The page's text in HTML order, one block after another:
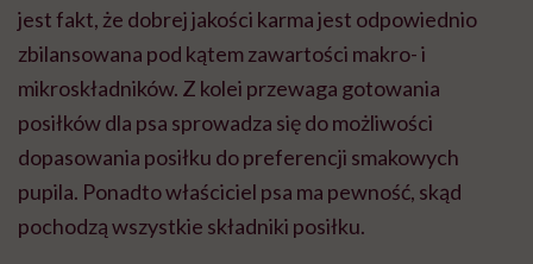
jest fakt, że dobrej jakości karma jest odpowiednio
zbilansowana pod kątem zawartości makro- i
mikroskładników. Z kolei przewaga gotowania
posiłków dla psa sprowadza się do możliwości
dopasowania posiłku do preferencji smakowych
pupila. Ponadto właściciel psa ma pewność, skąd
pochodzą wszystkie składniki posiłku.